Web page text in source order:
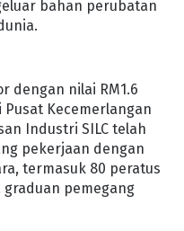
bahan perubatan
dengan nilai RM1.6
Kecemerlangan
Industri SILC telah
pekerjaan dengan
termasuk 80 peratus
pemegang